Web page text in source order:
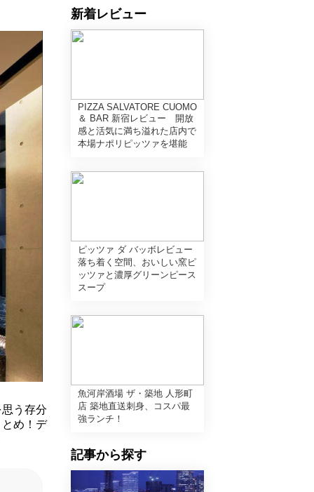
う存分
め！デ
新着レビュー
PIZZA SALVATORE CUOMO
＆ BAR 新宿レビュー 開放
感と活気に満ち溢れた店内で
本場ナポリピッツァを堪能
ピッツァ ダ バッボレビュー
落ち着く空間、おいしい窯ピ
ッツァと濃厚グリーンピース
スープ
魚河岸酒場 ザ・築地 人形町
店 築地直送刺身、コスパ最
強ランチ！
記事から探す